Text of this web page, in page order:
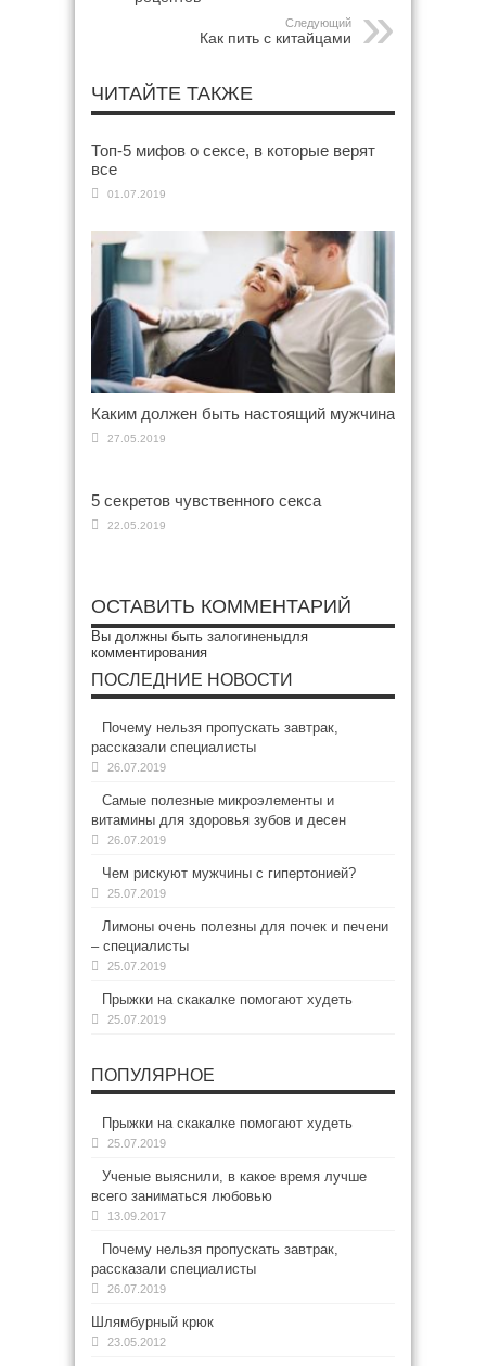
Следующий
Как пить с китайцами
ЧИТАЙТЕ ТАКЖЕ
Топ-5 мифов о сексе, в которые верят
все
01.07.2019
Каким должен быть настоящий мужчина
27.05.2019
5 секретов чувственного секса
22.05.2019
ОСТАВИТЬ КОММЕНТАРИЙ
Вы должны быть залогиненыдля
комментирования
ПОСЛЕДНИЕ НОВОСТИ
Почему нельзя пропускать завтрак,
рассказали специалисты
26.07.2019
Самые полезные микроэлементы и
витамины для здоровья зубов и десен
26.07.2019
Чем рискуют мужчины с гипертонией?
25.07.2019
Лимоны очень полезны для почек и печени
– специалисты
25.07.2019
Прыжки на скакалке помогают худеть
25.07.2019
ПОПУЛЯРНОЕ
Прыжки на скакалке помогают худеть
25.07.2019
Ученые выяснили, в какое время лучше
всего заниматься любовью
13.09.2017
Почему нельзя пропускать завтрак,
рассказали специалисты
26.07.2019
Шлямбурный крюк
23.05.2012